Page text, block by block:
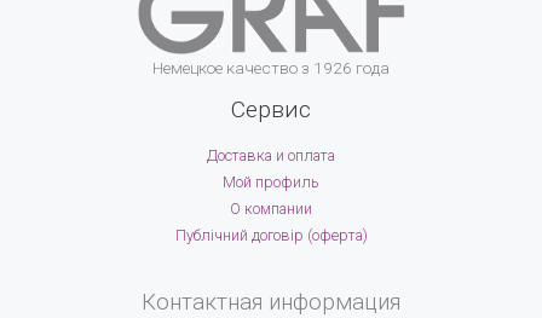
Немецкое качество з 1926 года
Сервис
Доставка и оплата
Мой профиль
О компании
Публічний договір (оферта)
Контактная информация